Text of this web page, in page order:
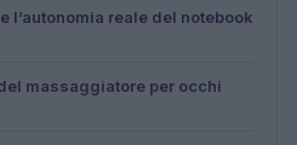
l’autonomia reale del notebook
massaggiatore per occhi